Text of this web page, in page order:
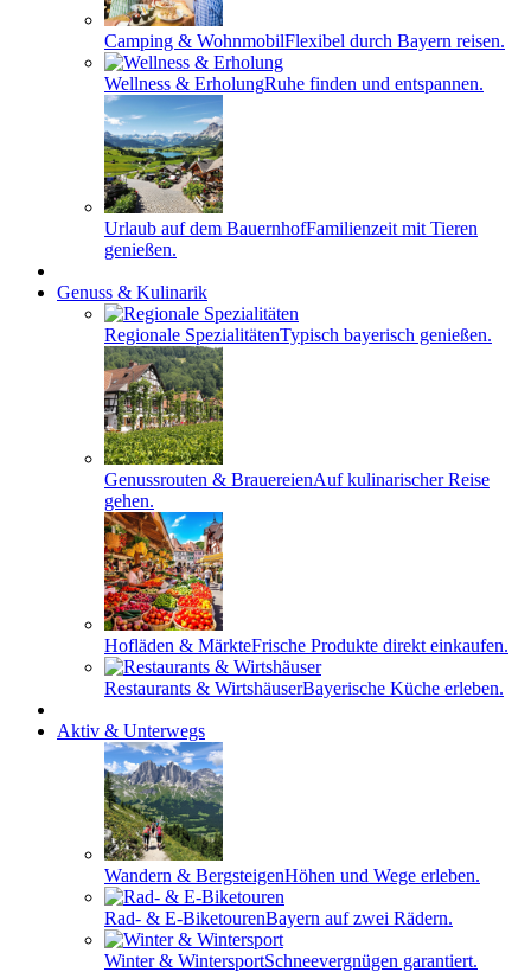
Camping & WohnmobilFlexibel durch Bayern reisen.
Wellness & ErholungRuhe finden und entspannen.
Urlaub auf dem BauernhofFamilienzeit mit Tieren
genießen.
Genuss & Kulinarik
Regionale SpezialitätenTypisch bayerisch genießen.
Genussrouten & BrauereienAuf kulinarischer Reise
gehen.
Hofläden & MärkteFrische Produkte direkt einkaufen.
Restaurants & WirtshäuserBayerische Küche erleben.
Aktiv & Unterwegs
Wandern & BergsteigenHöhen und Wege erleben.
Rad- & E-BiketourenBayern auf zwei Rädern.
Winter & WintersportSchneevergnügen garantiert.